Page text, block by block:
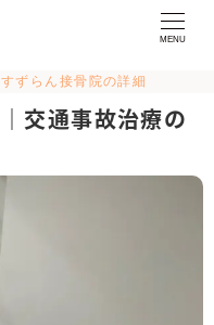
MENU
ずらん接骨院の詳細
交通事故治療の